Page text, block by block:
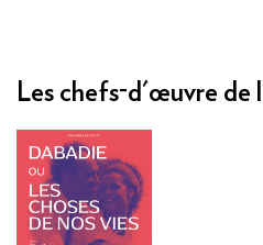
Les chefs-d'œuvre de